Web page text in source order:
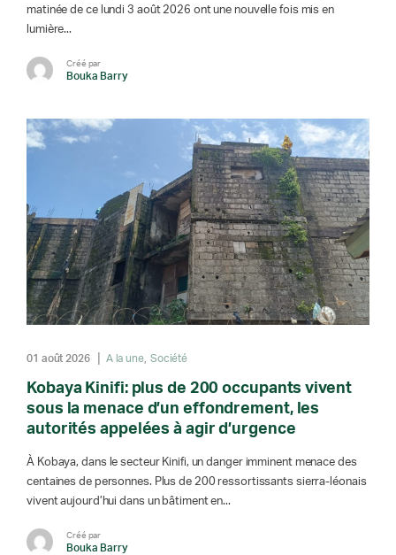
matinée de ce lundi 3 août 2026 ont une nouvelle fois mis en
lumière...
Créé par
Bouka Barry
01 août 2026 A la une Société
Kobaya Kinifi: plus de 200 occupants vivent
sous la menace d’un effondrement, les
autorités appelées à agir d’urgence
À Kobaya, dans le secteur Kinifi, un danger imminent menace des
centaines de personnes. Plus de 200 ressortissants sierra-léonais
vivent aujourd’hui dans un bâtiment en...
Créé par
Bouka Barry